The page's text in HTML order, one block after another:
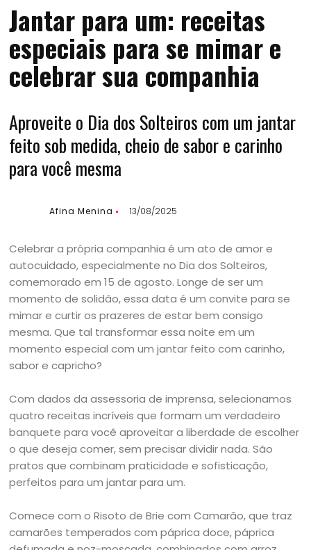
Jantar para um: receitas
especiais para se mimar e
celebrar sua companhia
Aproveite o Dia dos Solteiros com um jantar
feito sob medida, cheio de sabor e carinho
para você mesma
Afina Menina 13/08/2025
Celebrar a própria companhia é um ato de amor e
autocuidado, especialmente no Dia dos Solteiros,
comemorado em 15 de agosto. Longe de ser um
momento de solidão, essa data é um convite para se
mimar e curtir os prazeres de estar bem consigo
mesma. Que tal transformar essa noite em um
momento especial com um jantar feito com carinho,
sabor e capricho?
Com dados da assessoria de imprensa, selecionamos
quatro receitas incríveis que formam um verdadeiro
banquete para você aproveitar a liberdade de escolher
o que deseja comer, sem precisar dividir nada. São
pratos que combinam praticidade e sofisticação,
perfeitos para um jantar para um.
Comece com o Risoto de Brie com Camarão, que traz
camarões temperados com páprica doce, páprica